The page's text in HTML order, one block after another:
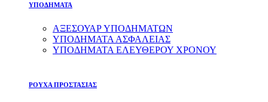
ΥΠΟΔΗΜΑΤΑ
ΑΞΕΣΟΥΑΡ ΥΠΟΔΗΜΑΤΩΝ
ΥΠΟΔΗΜΑΤΑ ΑΣΦΑΛΕΙΑΣ
ΥΠΟΔΗΜΑΤΑ ΕΛΕΥΘΕΡΟΥ ΧΡΟΝΟΥ
ΡΟΥΧΑ ΠΡΟΣΤΑΣΙΑΣ